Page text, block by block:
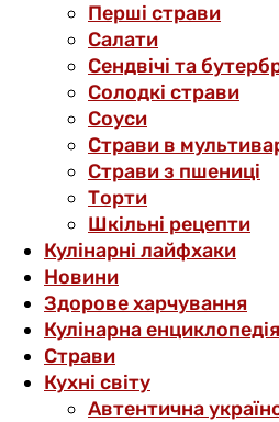
Перші страви
Салати
Сендвічі та
Солодкі страви
Соуси
Страви в
Страви з пшениці
Торти
Шкільні рецепти
Кулінарні лайфхаки
Новини
Здорове харчування
Кулінарна енциклопедія
Страви
Кухні світу
Автентична